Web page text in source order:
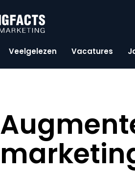
Veelgelezen Vacatures